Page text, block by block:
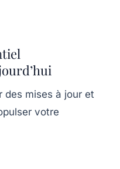
mises à jour et
votre